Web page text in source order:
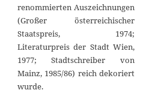
renommierten Auszeichnungen
(Großer österreichischer
Staatspreis, 1974;
Literaturpreis der Stadt Wien,
1977; Stadtschreiber von
Mainz, 1985/86) reich dekoriert
wurde.